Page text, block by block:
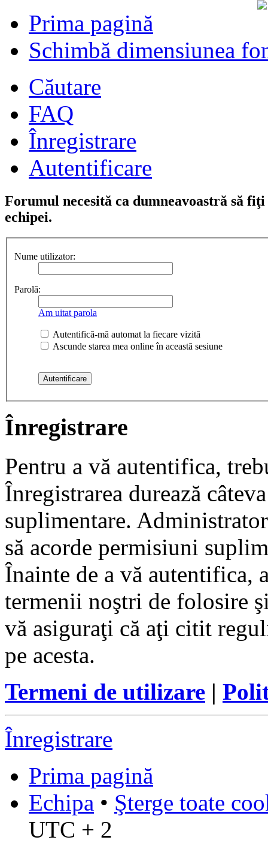
Prima pagină
Schimbă dimensiunea
Căutare
FAQ
Înregistrare
Autentificare
Forumul necesită ca dumneavoastră să
echipei.
Nume utilizator:
Parolă:
Am uitat parola
Autentifică-mă automat la fiecare vizită
Ascunde starea mea online în această sesiune
Înregistrare
Pentru a vă autentifica,
Înregistrarea durează
suplimentare.
să acorde permisiuni
Înainte de a vă autentifica,
termenii noştri de folosire
vă asiguraţi că aţi citit
pe acesta.
Termeni de utilizare |
Înregistrare
Prima pagină
Echipa • Şterge toate
UTC + 2